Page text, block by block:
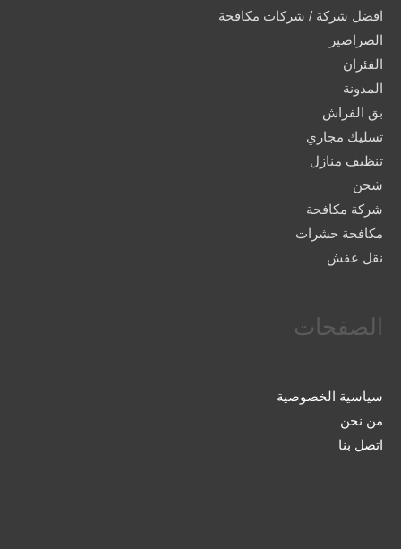
افضل شركة / شركات مكافحة
الصراصير
الفئران
المدونة
بق الفراش
تسليك مجاري
تنظيف منازل
شحن
شركة مكافحة
مكافحة حشرات
نقل عفش
الصفحات
سياسية الخصوصية
من نحن
اتصل بنا